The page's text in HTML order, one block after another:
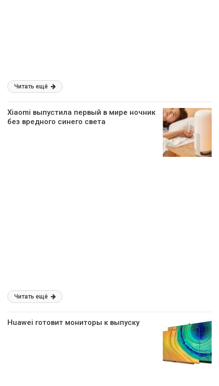
Читать ещё
Xiaomi выпустила первый в мире ночник
без вредного синего света
Читать ещё
Huawei готовит мониторы к выпуску